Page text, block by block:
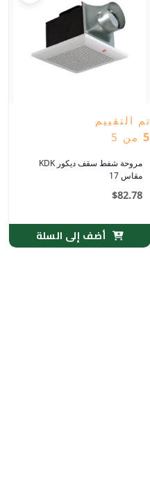
تم التقييم
5 من 5
مروحة شفط سقف ديكور KDK
مقاس 17
$82.78
أضف إلى السلة